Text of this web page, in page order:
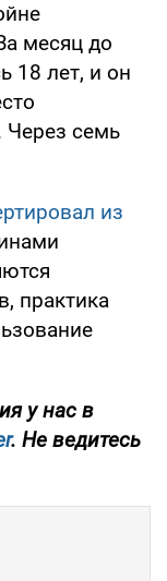
месяц до
18 лет, и он
семь
из
практика
у нас в
. Не ведитесь